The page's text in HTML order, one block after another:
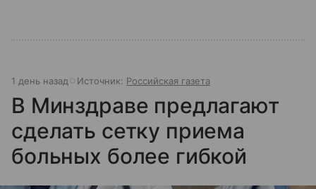
1 день назад Источник: Российская газета
В Минздраве предлагают
сделать сетку приема
больных более гибкой